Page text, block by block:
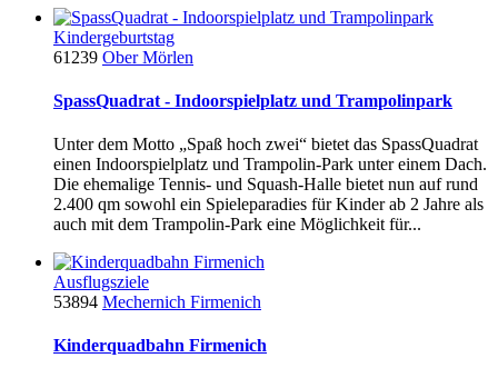
Kindergeburtstag
61239 Ober Mörlen
SpassQuadrat - Indoorspielplatz und Trampolinpark
Unter dem Motto „Spaß hoch zwei“ bietet das SpassQuadrat
einen Indoorspielplatz und Trampolin-Park unter einem Dach.
Die ehemalige Tennis- und Squash-Halle bietet nun auf rund
2.400 qm sowohl ein Spieleparadies für Kinder ab 2 Jahre als
auch mit dem Trampolin-Park eine Möglichkeit für...
Ausflugsziele
53894 Mechernich Firmenich
Kinderquadbahn Firmenich